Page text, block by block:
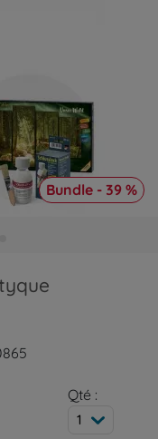
Bundle - 39 %
Qté :
1